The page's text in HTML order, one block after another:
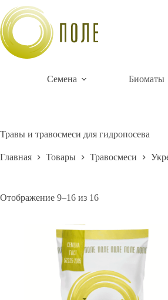
Перейти
сути
Семена Биоматы
Травы и травосмеси для гидропосева
Главная Товары Травосмеси
Отображение 9–16 из 16Цены: